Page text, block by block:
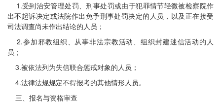
1.受到治安管理处罚、刑事处罚或由于犯罪情节轻微被检察院作
出不起诉决定或法院作出免予刑事处罚决定的人员，以及正在接受
司法调查尚未作出结论的人员；
2.参加邪教组织、从事非法宗教活动、组织封建迷信活动的人
员；
3.被依法列为失信联合惩戒对象的人员；
4.法律法规规定不得报考的其他情形人员。
三、报名与资格审查